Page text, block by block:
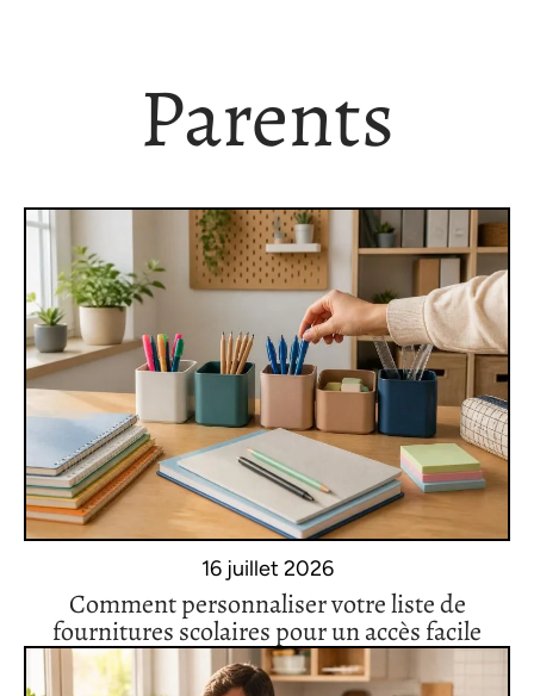
Parents
16 juillet 2026
Comment personnaliser votre liste de
fournitures scolaires pour un accès facile